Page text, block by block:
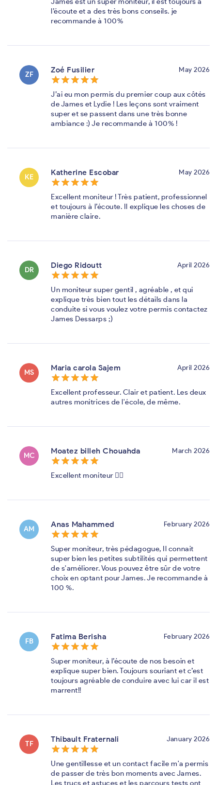
l’écoute et a des très bons conseils. je
recommande à 100%
ZF
Zoé Fusilier
star_border
star star_border
star star_border
star star_border
star star_border
star
May 2026
J’ai eu mon permis du premier coup aux côtés
de James et Lydie ! Les leçons sont vraiment
super et se passent dans une très bonne
ambiance :) Je recommande à 100% !
KE
Katherine Escobar
star_border
star star_border
star star_border
star star_border
star star_border
star
May 2026
Excellent moniteur ! Très patient, professionnel
et toujours à l’écoute. Il explique les choses de
manière claire.
DR
Diego Ridoutt
star_border
star star_border
star star_border
star star_border
star star_border
star
April 2026
Un moniteur super gentil , agréable , et qui
explique très bien tout les détails dans la
conduite si vous voulez votre permis contactez
James Dessarps ;)
MS
Maria carola Sajem
star_border
star star_border
star star_border
star star_border
star star_border
star
April 2026
Excellent professeur. Clair et patient. Les deux
autres monitrices de l'école, de même.
MC
Moatez billeh Chouahda
star_border
star star_border
star star_border
star star_border
star star_border
star
March 2026
Excellent moniteur 👍🏼
AM
Anas Mahammed
star_border
star star_border
star star_border
star star_border
star star_border
star
February 2026
Super moniteur, très pédagogue, Il connait
super bien les petites subtilités qui permettent
de s'améliorer. Vous pouvez être sûr de votre
choix en optant pour James. Je recommande à
100 %.
FB
Fatima Berisha
star_border
star star_border
star star_border
star star_border
star star_border
star
February 2026
Super moniteur, à l’écoute de nos besoin et
explique super bien. Toujours souriant et c’est
toujours agréable de conduire avec lui car il est
marrent!!
TF
Thibault Fraternali
star_border
star star_border
star star_border
star star_border
star star_border
star
January 2026
Une gentillesse et un contact facile m'a permis
de passer de très bon moments avec James.
Les trucs et astuces et les parcours tests ont